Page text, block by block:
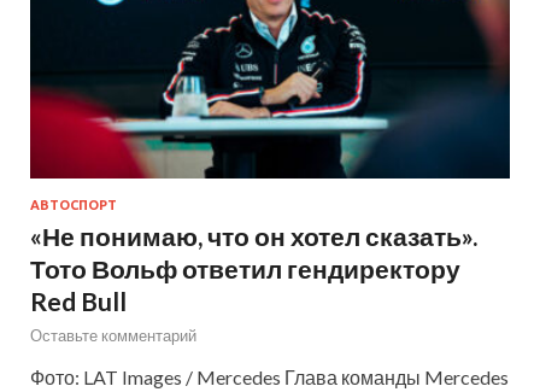
АВТОСПОРТ
«Не понимаю, что он хотел сказать».
Тото Вольф ответил гендиректору
Red Bull
Оставьте комментарий
Фото: LAT Images / Mercedes Глава команды Mercedes